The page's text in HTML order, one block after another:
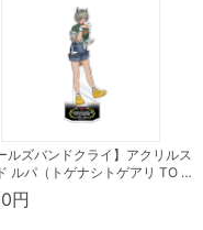
ルズバンドクライ】アクリルス
ルパ（トゲナシトゲアリ TO …
円